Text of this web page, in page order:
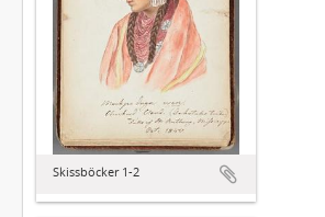
Skissböcker 1-2